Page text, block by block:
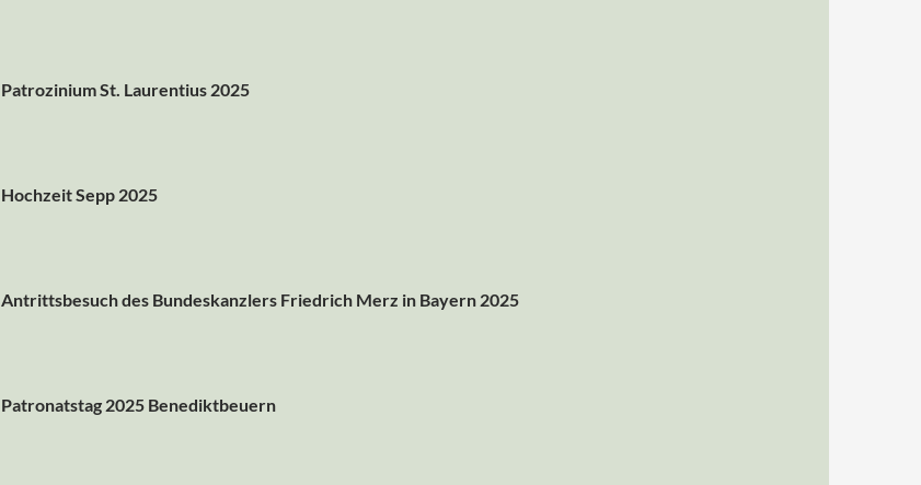
Patrozinium St. Laurentius 2025
Hochzeit Sepp 2025
Antrittsbesuch des Bundeskanzlers Friedrich Merz in Bayern 2025
Patronatstag 2025 Benediktbeuern